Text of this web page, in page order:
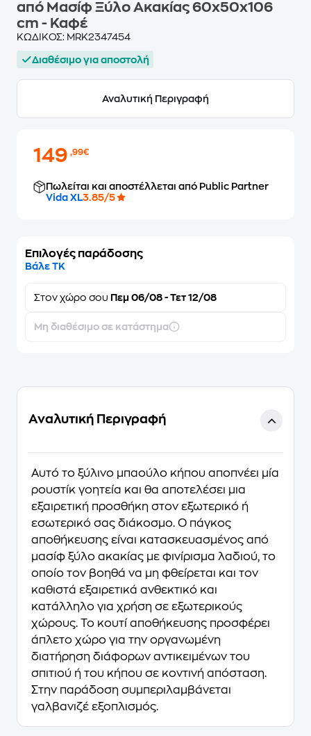
από Μασίφ Ξύλο Ακακίας 60x50x106
cm - Καφέ
ΚΩΔΙΚΟΣ: MRK2347454
Διαθέσιμο για αποστολή
Αναλυτική Περιγραφή
149,99€
Πωλείται και αποστέλλεται από Public Partner
Vida XL3.85/5
Επιλογές παράδοσης
Βάλε ΤΚ
Στον χώρο σου Πεμ 06/08 - Τετ 12/08
Μη διαθέσιμο σε κατάστημα
Αναλυτική Περιγραφή
Αυτό το ξύλινο μπαούλο κήπου αποπνέει μία
ρουστίκ γοητεία και θα αποτελέσει μια
εξαιρετική προσθήκη στον εξωτερικό ή
εσωτερικό σας διάκοσμο. Ο πάγκος
αποθήκευσης είναι κατασκευασμένος από
μασίφ ξύλο ακακίας με φινίρισμα λαδιού, το
οποίο τον βοηθά να μη φθείρεται και τον
καθιστά εξαιρετικά ανθεκτικό και
κατάλληλο για χρήση σε εξωτερικούς
χώρους. Το κουτί αποθήκευσης προσφέρει
άπλετο χώρο για την οργανωμένη
διατήρηση διάφορων αντικειμένων του
σπιτιού ή του κήπου σε κοντινή απόσταση.
Στην παράδοση συμπεριλαμβάνεται
γαλβανιζέ εξοπλισμός.